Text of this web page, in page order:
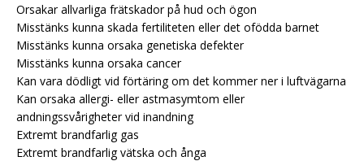
Orsakar allvarliga frätskador på hud och ögon
Misstänks kunna skada fertiliteten eller det ofödda barnet
Misstänks kunna orsaka genetiska defekter
Misstänks kunna orsaka cancer
Kan vara dödligt vid förtäring om det kommer ner i luftvägarna
Kan orsaka allergi- eller astmasymtom eller
andningssvårigheter vid inandning
Extremt brandfarlig gas
Extremt brandfarlig vätska och ånga